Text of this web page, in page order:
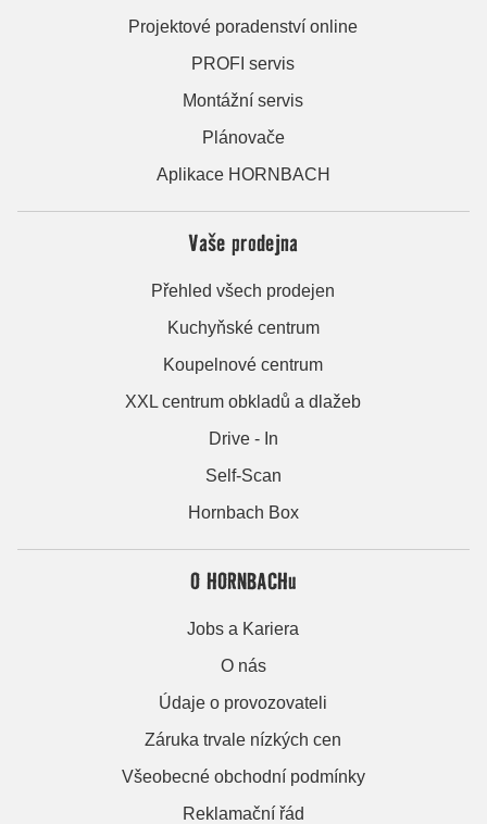
Projektové poradenství online
PROFI servis
Montážní servis
Plánovače
Aplikace HORNBACH
Vaše prodejna
Přehled všech prodejen
Kuchyňské centrum
Koupelnové centrum
XXL centrum obkladů a dlažeb
Drive - In
Self-Scan
Hornbach Box
O HORNBACHu
Jobs a Kariera
O nás
Údaje o provozovateli
Záruka trvale nízkých cen
Všeobecné obchodní podmínky
Reklamační řád